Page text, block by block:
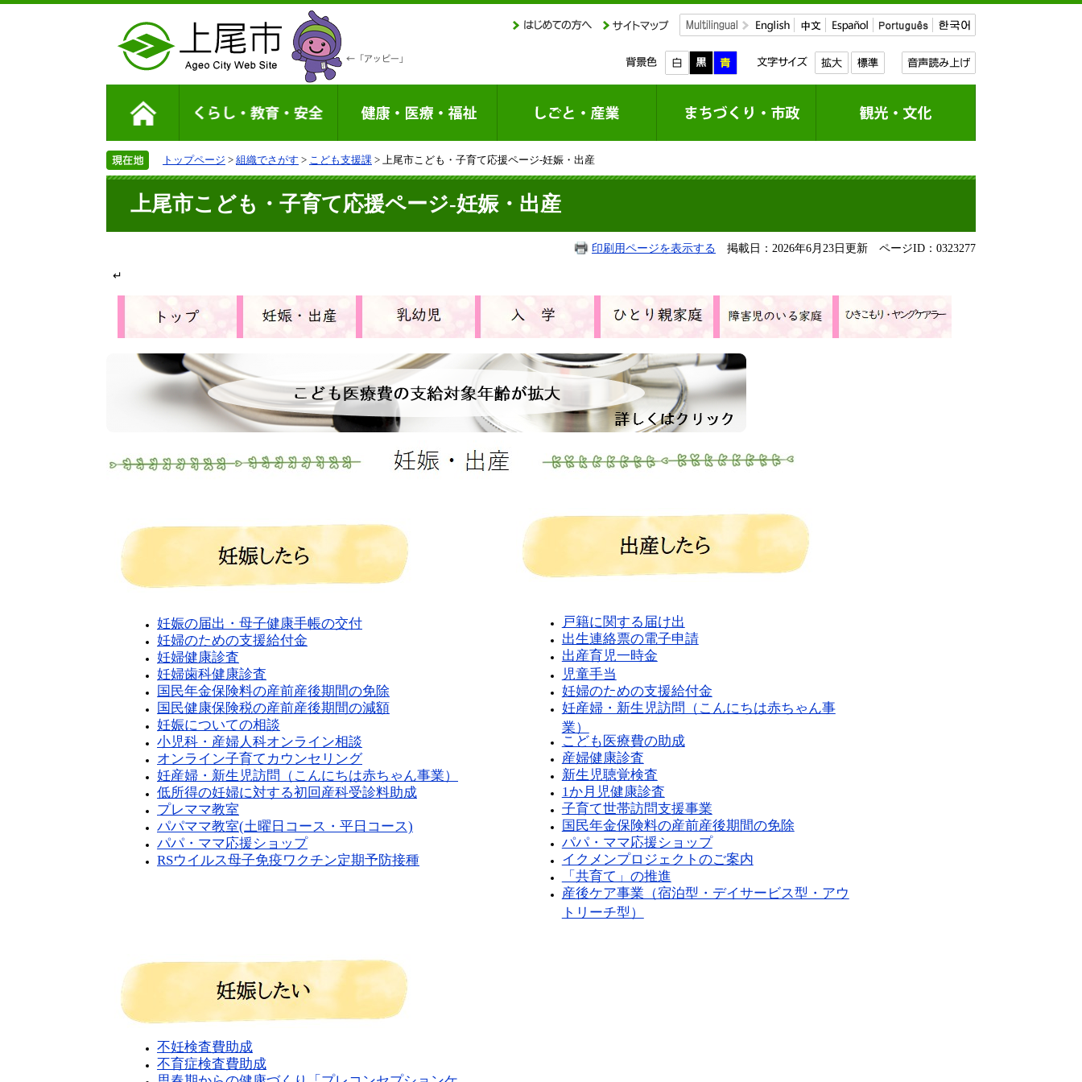
トップページ > 組織でさがす > こども支援課 > 上尾市こども・子育て応援ページ-妊娠・出産
上尾市こども・子育て応援ページ-妊娠・出産
印刷用ページを表示する 掲載日：2026年6月23日更新 ページID：0323277
↵
妊娠の届出・母子健康手帳の交付
妊婦のための支援給付金
妊婦健康診査
妊婦歯科健康診査
国民年金保険料の産前産後期間の免除
国民健康保険税の産前産後期間の減額
妊娠についての相談
小児科・産婦人科オンライン相談
オンライン子育てカウンセリング
妊産婦・新生児訪問（こんにちは赤ちゃん事業）
低所得の妊婦に対する初回産科受診料助成
プレママ教室
パパママ教室(土曜日コース・平日コース)
パパ・ママ応援ショップ
RSウイルス母子免疫ワクチン定期予防接種
戸籍に関する届け出​
出生連絡票の電子申請
出産育児一時金
児童手当
妊婦のための支援給付金
妊産婦・新生児訪問（こんにちは赤ちゃん事
業）
こども医療費の助成​
産婦健康診査
新生児聴覚検査
1か月児健康診査
子育て世帯訪問支援事業​
国民年金保険料の産前産後期間の免除
パパ・ママ応援ショップ​
イクメンプロジェクトのご案内
「共育て」の推進
産後ケア事業（宿泊型・デイサービス型・アウ
トリーチ型）​
不妊検査費助成
不育症検査費助成